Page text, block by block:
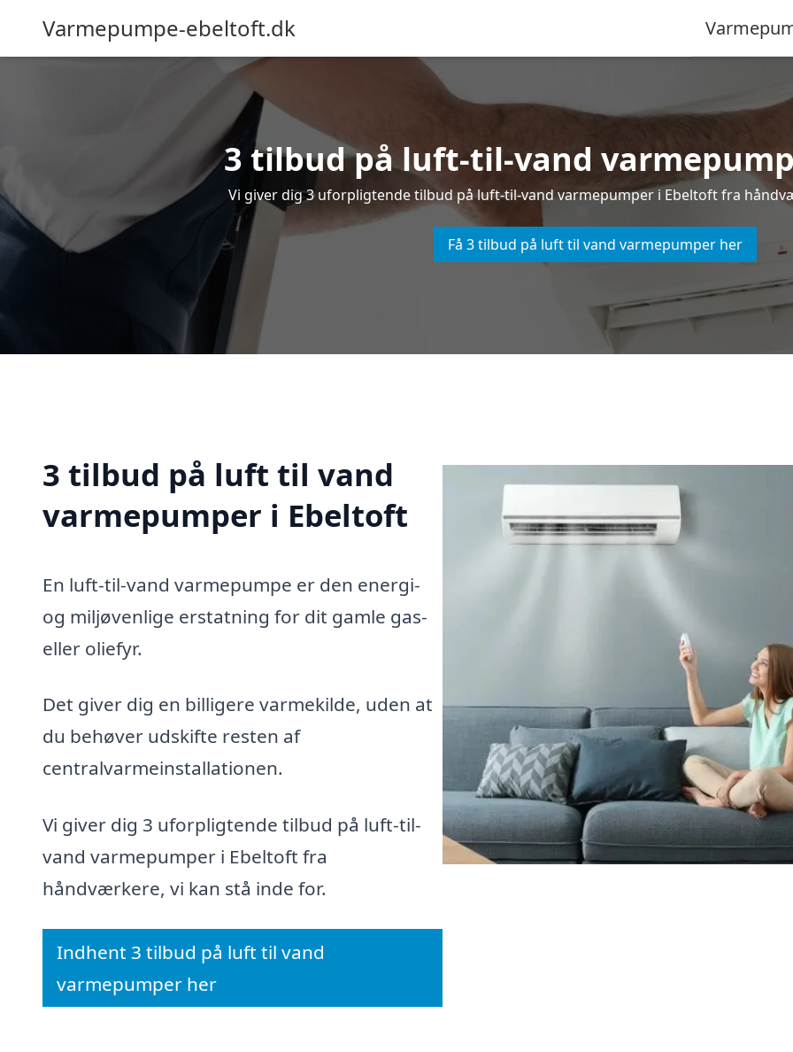
Varmepumpe-ebeltoft.dk
3 tilbud på luft-til-vand
Vi giver dig 3 uforpligtende tilbud på luft-til-vand varmepumper i Ebeltoft fra
Få 3 tilbud på luft til vand varmepumper her
3 tilbud på luft til vand
varmepumper i Ebeltoft
En luft-til-vand varmepumpe er den energi-
og miljøvenlige erstatning for dit gamle gas-
eller oliefyr.
Det giver dig en billigere varmekilde, uden at
du behøver udskifte resten af
centralvarmeinstallationen.
Vi giver dig 3 uforpligtende tilbud på luft-til-
vand varmepumper i Ebeltoft fra
håndværkere, vi kan stå inde for.
Indhent 3 tilbud på luft til vand
varmepumper her